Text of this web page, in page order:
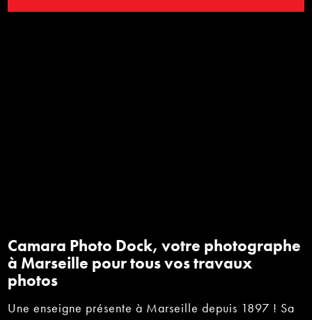
Camara Photo Dock, votre photographe
à Marseille pour tous vos travaux
photos
Une enseigne présente à Marseille depuis 1897 ! Sa